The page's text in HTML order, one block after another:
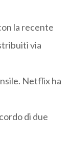
la recente
via
Netflix ha
di due